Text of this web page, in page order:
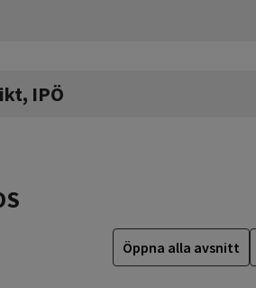
IPÖ
Öppna alla avsnitt